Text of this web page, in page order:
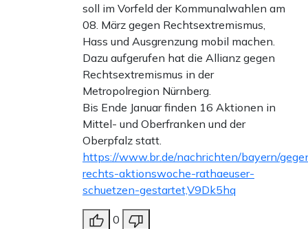
soll im Vorfeld der Kommunalwahlen am
08. März gegen Rechtsextremismus,
Hass und Ausgrenzung mobil machen.
Dazu aufgerufen hat die Allianz gegen
Rechtsextremismus in der
Metropolregion Nürnberg.
Bis Ende Januar finden 16 Aktionen in
Mittel- und Oberfranken und der
Oberpfalz statt.
https://www.br.de/nachrichten/bayern/
rechts-aktionswoche-rathaeuser-
schuetzen-gestartet,V9Dk5hq
0